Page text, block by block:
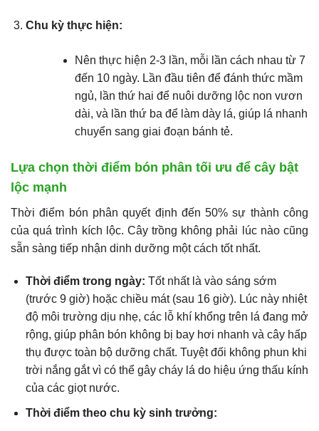
Chu kỳ thực hiện:
Nên thực hiện 2-3 lần, mỗi lần cách nhau từ 7
đến 10 ngày. Lần đầu tiên để đánh thức mầm
ngủ, lần thứ hai để nuôi dưỡng lộc non vươn
dài, và lần thứ ba để làm dày lá, giúp lá nhanh
chuyển sang giai đoạn bánh tẻ.
Lựa chọn thời điểm bón phân tối ưu để cây bật
lộc mạnh
Thời điểm bón phân quyết định đến 50% sự thành công
của quá trình kích lộc. Cây trồng không phải lúc nào cũng
sẵn sàng tiếp nhận dinh dưỡng một cách tốt nhất.
Thời điểm trong ngày: Tốt nhất là vào sáng sớm
(trước 9 giờ) hoặc chiều mát (sau 16 giờ). Lúc này nhiệt
độ môi trường dịu nhẹ, các lỗ khí khổng trên lá đang mở
rộng, giúp phân bón không bị bay hơi nhanh và cây hấp
thụ được toàn bộ dưỡng chất. Tuyệt đối không phun khi
trời nắng gắt vì có thể gây cháy lá do hiệu ứng thấu kính
của các giọt nước.
Thời điểm theo chu kỳ sinh trưởng: